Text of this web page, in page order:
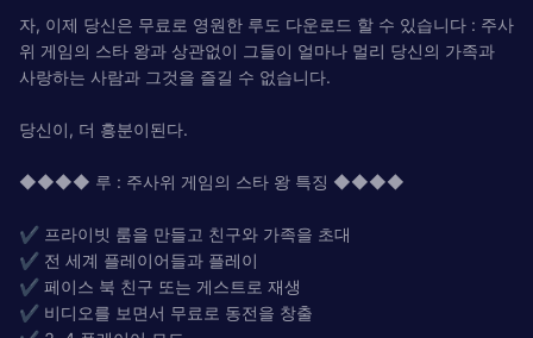
자, 이제 당신은 무료로 영원한 루도 다운로드 할 수 있습니다 : 주사
위 게임의 스타 왕과 상관없이 그들이 얼마나 멀리 당신의 가족과
사랑하는 사람과 그것을 즐길 수 없습니다.
당신이, 더 흥분이된다.
◆◆◆◆ 루 : 주사위 게임의 스타 왕 특징 ◆◆◆◆
✔ 프라이빗 룸을 만들고 친구와 가족을 초대
✔ 전 세계 플레이어들과 플레이
✔ 페이스 북 친구 또는 게스트로 재생
✔ 비디오를 보면서 무료로 동전을 창출